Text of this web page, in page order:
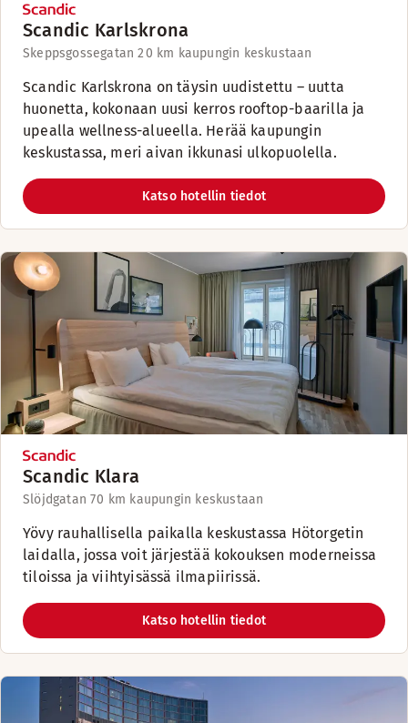
Scandic Karlskrona
Skeppsgossegatan 20 km kaupungin keskustaan
Scandic Karlskrona on täysin uudistettu – uutta
huonetta, kokonaan uusi kerros rooftop-baarilla ja
upealla wellness-alueella. Herää kaupungin
keskustassa, meri aivan ikkunasi ulkopuolella.
Katso hotellin tiedot
Scandic Klara
Slöjdgatan 70 km kaupungin keskustaan
Yövy rauhallisella paikalla keskustassa Hötorgetin
laidalla, jossa voit järjestää kokouksen moderneissa
tiloissa ja viihtyisässä ilmapiirissä.
Katso hotellin tiedot